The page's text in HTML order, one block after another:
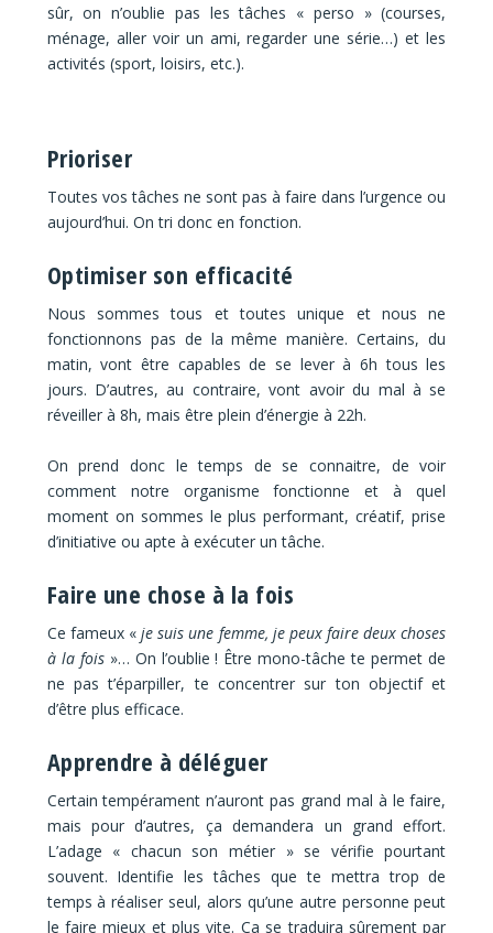
sûr, on n’oublie pas les tâches « perso » (courses,
ménage, aller voir un ami, regarder une série…) et les
activités (sport, loisirs, etc.).
Prioriser
Toutes vos tâches ne sont pas à faire dans l’urgence ou
aujourd’hui. On tri donc en fonction.
Optimiser son efficacité
Nous sommes tous et toutes unique et nous ne
fonctionnons pas de la même manière. Certains, du
matin, vont être capables de se lever à 6h tous les
jours. D’autres, au contraire, vont avoir du mal à se
réveiller à 8h, mais être plein d’énergie à 22h.
On prend donc le temps de se connaitre, de voir
comment notre organisme fonctionne et à quel
moment on sommes le plus performant, créatif, prise
d’initiative ou apte à exécuter un tâche.
Faire une chose à la fois
Ce fameux «je suis une femme, je peux faire deux choses
à la fois »… On l’oublie ! Être mono-tâche te permet de
ne pas t’éparpiller, te concentrer sur ton objectif et
d’être plus efficace.
Apprendre à déléguer
Certain tempérament n’auront pas grand mal à le faire,
mais pour d’autres, ça demandera un grand effort.
L’adage « chacun son métier » se vérifie pourtant
souvent. Identifie les tâches que te mettra trop de
temps à réaliser seul, alors qu’une autre personne peut
le faire mieux et plus vite. Ça se traduira sûrement par